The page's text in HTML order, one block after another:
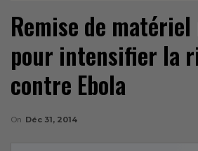
Remise de
pour intensifier la
contre Ebola
On Déc 31, 2014